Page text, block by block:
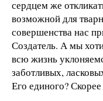
сердцем же
возможной для
совершенства нас
Создатель. А мы
всю жизнь
заботливых,
Его единого?